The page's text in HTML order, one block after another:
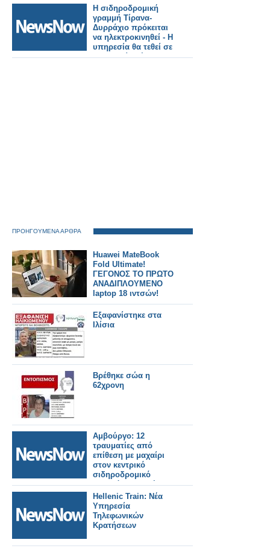
ιστοσελίδας
Η σιδηροδρομική
γραμμή Τίρανα-
Δυρράχιο πρόκειται
να ηλεκτροκινηθεί - Η
υπηρεσία θα τεθεί σε
λειτουργία μέχρι το
ΠΡΟΗΓΟΥΜΕΝΑ ΑΡΘΡΑ
Huawei MateBook
Fold Ultimate!
ΓΕΓΟΝΟΣ ΤΟ ΠΡΩΤΟ
ΑΝΑΔΙΠΛΟΥΜΕΝΟ
laptop 18 ιντσών!
Εξαφανίστηκε στα
Ιλίσια
Βρέθηκε σώα η
62χρονη
Αμβούργο: 12
τραυματίες από
επίθεση με μαχαίρι
στον κεντρικό
σιδηροδρομικό
σταθμό – Συνελήφθη
μία γυναίκα
Hellenic Train: Νέα
Υπηρεσία
Τηλεφωνικών
Κρατήσεων